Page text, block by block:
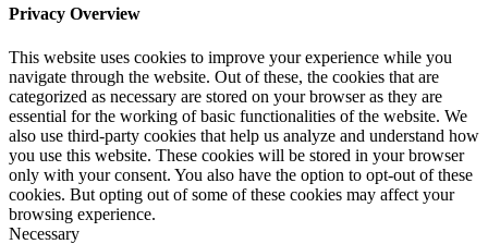
Privacy Overview
This website uses cookies to improve your experience while you
navigate through the website. Out of these, the cookies that are
categorized as necessary are stored on your browser as they are
essential for the working of basic functionalities of the website. We
also use third-party cookies that help us analyze and understand how
you use this website. These cookies will be stored in your browser
only with your consent. You also have the option to opt-out of these
cookies. But opting out of some of these cookies may affect your
browsing experience.
Necessary